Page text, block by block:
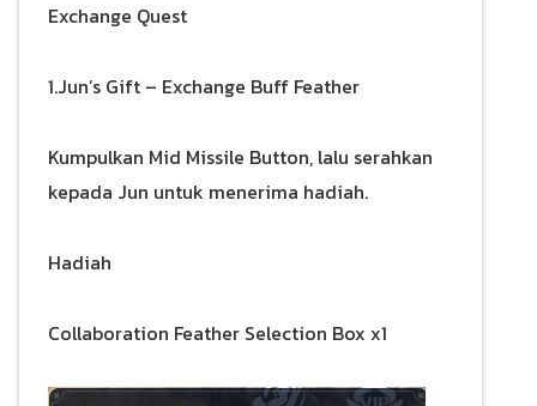
Exchange Quest
1.Jun’s Gift – Exchange Buff Feather
Kumpulkan Mid Missile Button, lalu serahkan
kepada Jun untuk menerima hadiah.
Hadiah
Collaboration Feather Selection Box x1